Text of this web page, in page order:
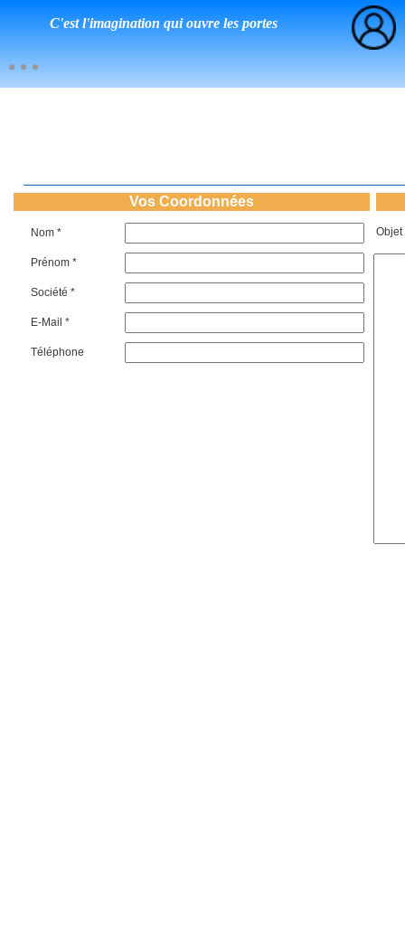
C'est l'imagination qui ouvre les portes
E-Mail *
Téléphone
Société *
Nom *
Prénom *
Objet
Vos Coordonnées